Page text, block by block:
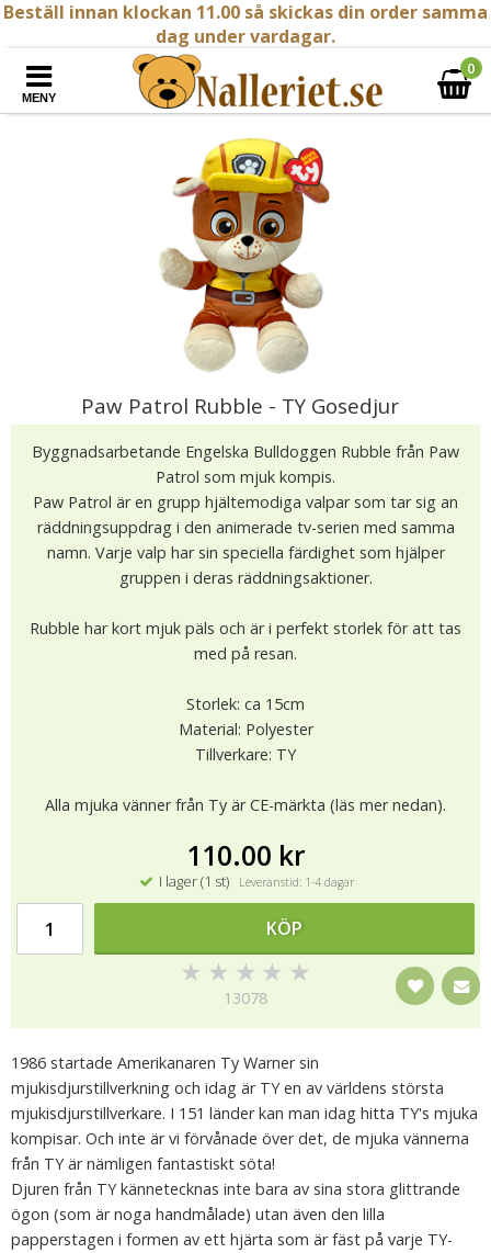
Beställ innan klockan 11.00 så skickas din order samma
dag under vardagar.
MENY
0
Paw Patrol Rubble - TY Gosedjur
Byggnadsarbetande Engelska Bulldoggen Rubble från Paw
Patrol som mjuk kompis.
Paw Patrol är en grupp hjältemodiga valpar som tar sig an
räddningsuppdrag i den animerade tv-serien med samma
namn. Varje valp har sin speciella färdighet som hjälper
gruppen i deras räddningsaktioner.
Rubble har kort mjuk päls och är i perfekt storlek för att tas
med på resan.
Storlek: ca 15cm
Material: Polyester
Tillverkare: TY
Alla mjuka vänner från Ty är CE-märkta (läs mer nedan).
110.00 kr
I lager (1 st) Leveranstid: 1-4 dagar
KÖP
★ ★ ★ ★ ★
13078
1986 startade Amerikanaren Ty Warner sin
mjukisdjurstillverkning och idag är TY en av världens största
mjukisdjurstillverkare. I 151 länder kan man idag hitta TY's mjuka
kompisar. Och inte är vi förvånade över det, de mjuka vännerna
från TY är nämligen fantastiskt söta!
Djuren från TY kännetecknas inte bara av sina stora glittrande
ögon (som är noga handmålade) utan även den lilla
papperstagen i formen av ett hjärta som är fäst på varje TY-